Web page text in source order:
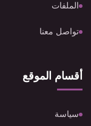
الملفات
تواصل معنا
أقسام الموقع
سياسة